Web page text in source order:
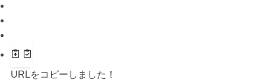
URLをコピーしました！